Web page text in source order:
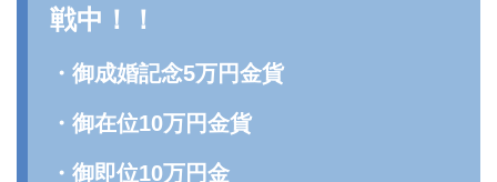
戦中！！
・御成婚記念5万円金貨
・御在位10万円金貨
・御即位10万円金